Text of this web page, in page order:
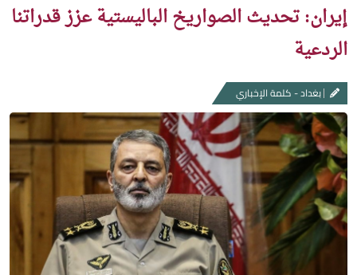
إيران: تحديث الصواريخ الباليستية عزز قدراتنا
الردعية
بغداد - كلمة الإخباري